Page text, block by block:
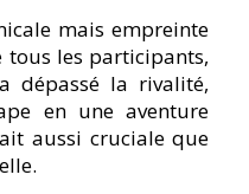
mais empreinte
tous les participants,
dépassé la rivalité,
en une aventure
aussi cruciale que